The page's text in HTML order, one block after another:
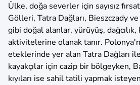
Ülke, doğa severler için sayısız
Gölleri, Tatra Dağları, Bieszczady ve
gibi doğal alanlar, yürüyüş, dağcılık,
aktivitelerine olanak tanır.
eteklerinde yer alan Tatra Dağları
kayakçılar için cazip bir bölgeyken,
kıyıları ise sahil tatili yapmak